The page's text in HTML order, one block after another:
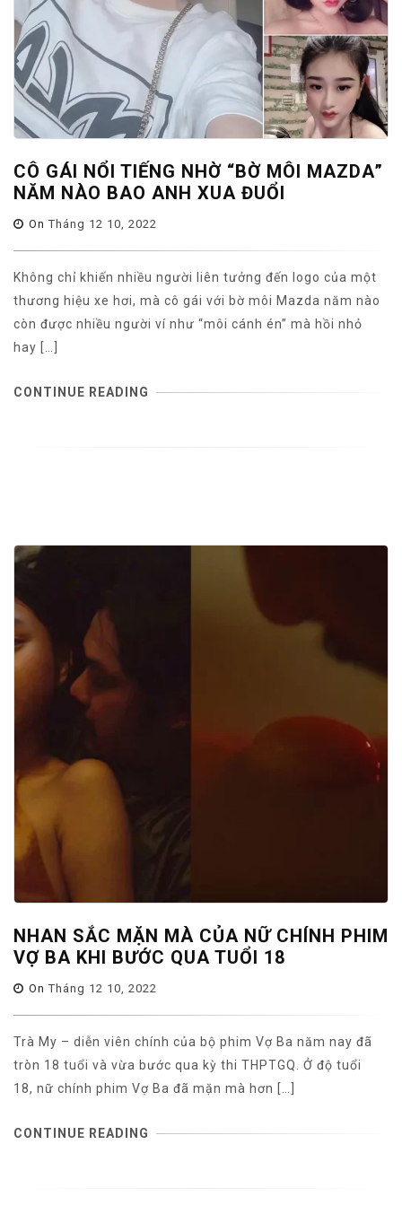
CÔ GÁI NỔI TIẾNG NHỜ “BỜ MÔI MAZDA”
NĂM NÀO BAO ANH XUA ĐUỔI
On Tháng 12 10, 2022
Không chỉ khiến nhiều người liên tưởng đến logo của một
thương hiệu xe hơi, mà cô gái với bờ môi Mazda năm nào
còn được nhiều người ví như “môi cánh én” mà hồi nhỏ
hay […]
CONTINUE READING
NHAN SẮC MẶN MÀ CỦA NỮ CHÍNH PHIM
VỢ BA KHI BƯỚC QUA TUỔI 18
On Tháng 12 10, 2022
Trà My – diễn viên chính của bộ phim Vợ Ba năm nay đã
tròn 18 tuổi và vừa bước qua kỳ thi THPTGQ. Ở độ tuổi
18, nữ chính phim Vợ Ba đã mặn mà hơn […]
CONTINUE READING